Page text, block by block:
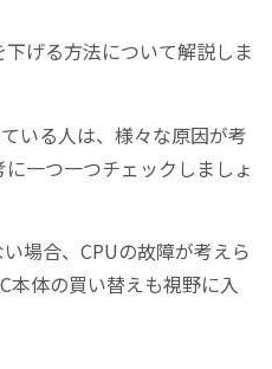
げる方法について解説しま
いる人は、様々な原因が考
一つ一つチェックしましょ
場合、CPUの故障が考えら
本体の買い替えも視野に入